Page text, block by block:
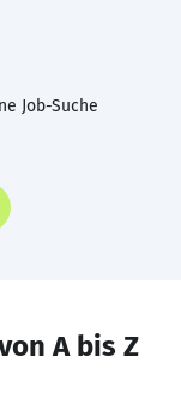
Job-Suche
A bis Z